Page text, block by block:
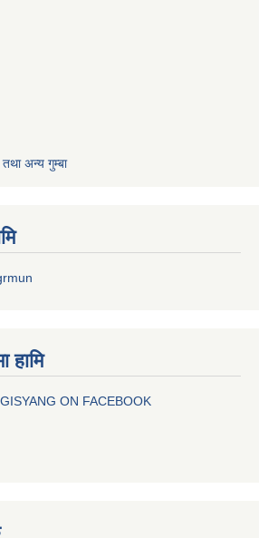
तथा अन्य गुम्बा
हामि
ON FACEBOOK